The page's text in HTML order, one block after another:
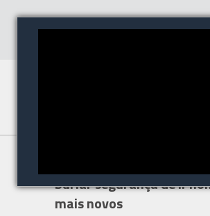
burlar segurança de
mais novos